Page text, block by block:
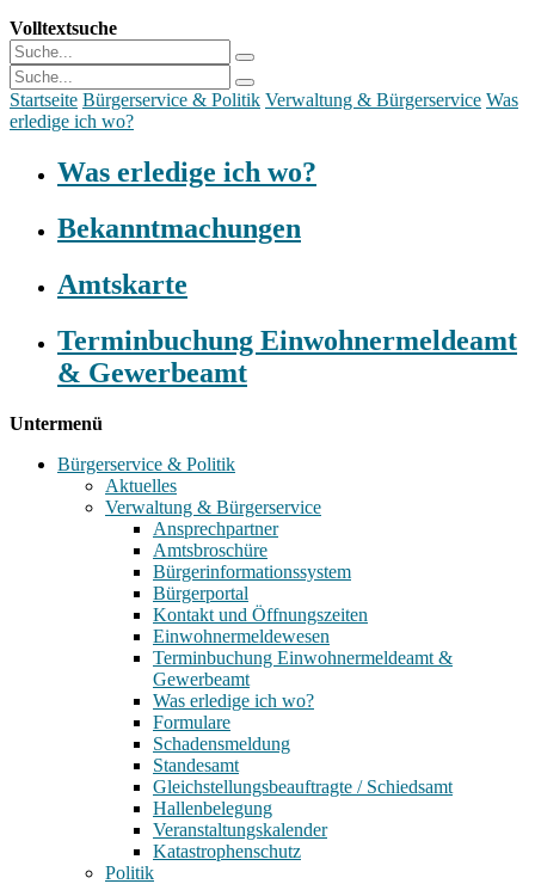
Volltextsuche
Startseite Bürgerservice & Politik Verwaltung & Bürgerservice Was
erledige ich wo?
Was erledige ich wo?
Bekanntmachungen
Amtskarte
Terminbuchung Einwohnermeldeamt
& Gewerbeamt
Untermenü
Bürgerservice & Politik
Aktuelles
Verwaltung & Bürgerservice
Ansprechpartner
Amtsbroschüre
Bürgerinformationssystem
Bürgerportal
Kontakt und Öffnungszeiten
Einwohnermeldewesen
Terminbuchung Einwohnermeldeamt &
Gewerbeamt
Was erledige ich wo?
Formulare
Schadensmeldung
Standesamt
Gleichstellungsbeauftragte / Schiedsamt
Hallenbelegung
Veranstaltungskalender
Katastrophenschutz
Politik